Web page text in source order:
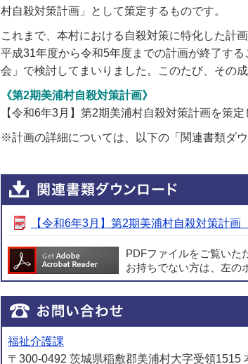
村自殺対策計画」として策定するものです。
これまで、本村における自殺対策に特化した計
平成31年度から令和5年度までの計画が終了す
会」で検討してまいりました。このたび、その
《第2期美浦村自殺対策計画》
【令和6年3月】第2期美浦村自殺対策計画を策定
※計画の詳細については、以下の「関連書類ダ
【令和6年3月】第2期美浦村自殺対策計
PDFファイルをご覧いた
お持ちでない方は、左の
福祉介護課
〒300-0492 茨城県稲敷郡美浦村大字受領1515